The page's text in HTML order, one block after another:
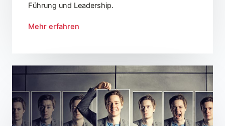
Führung und Leadership.
Mehr erfahren